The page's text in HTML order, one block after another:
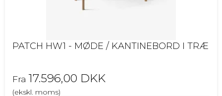
PATCH HW1 - MØDE / KANTINEBORD I TRÆ
Fra 17.596,00 DKK
(ekskl. moms)